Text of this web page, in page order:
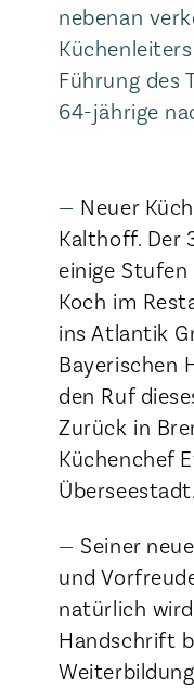
nebenan
Führung des
64-jährige
Neuer
Kalthoff. Der
einige
Koch im
ins Atlantik
Bayerischen
den Ruf
Zurück in
Küchenchef
Überseestadt.
Seiner
und
natürlich
Handschrift